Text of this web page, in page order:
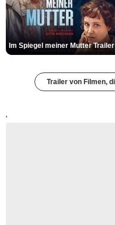
Trailer von Filmen,
'